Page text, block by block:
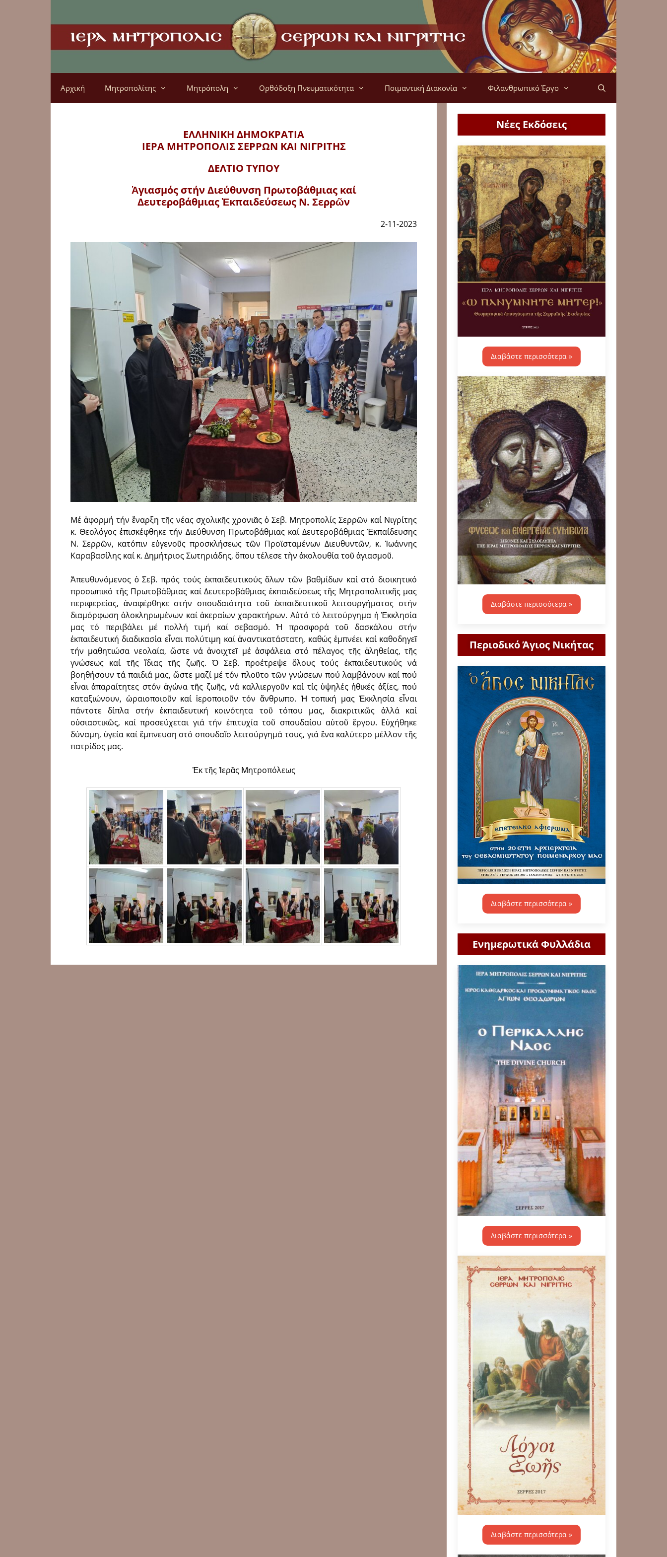
Αρχική Μητροπολίτης Μητρόπολη Ορθόδοξη Πνευματικότητα Ποιμαντική Διακονία Φιλανθρωπικό Έργο
ΕΛΛΗΝΙΚΗ ΔΗΜΟΚΡΑΤΙΑ
ΙΕΡΑ ΜΗΤΡΟΠΟΛΙΣΣΕΡΡΩΝ ΚΑΙ ΝΙΓΡΙΤΗΣ
ΔΕΛΤΙΟ ΤΥΠΟΥ
Ἁγιασμός στήν Διεύθυνση Πρωτοβάθμιας καί
Δευτεροβάθμιας Ἐκπαιδεύσεως Ν. Σερρῶν
2-11-2023
Μέ ἀφορμή τήν ἔναρξη τῆς νέας σχολικῆς χρονιᾶς ὁ Σεβ. Μητροπολίς Σερρῶν καί Νιγρίτης
κ. Θεολόγος ἐπισκέφθηκε τήν Διεύθυνση Πρωτοβάθμιας καί Δευτεροβάθμιας Ἐκπαίδευσης
Ν. Σερρῶν, κατόπιν εὐγενοῦς προσκλήσεως τῶν Προϊσταμένων Διευθυντῶν, κ. Ἰωάννης
Καραβασίλης καί κ. Δημήτριος Σωτηριάδης, ὅπου τέλεσε τὴν ἀ­κο­λου­θί­α τοῦ ἁγιασμοῦ.
Ἀπευθυνόμενος ὁ Σεβ. πρός τούς ἐκπαιδευ­τικούς ὅλων τῶν βαθμίδων καί στό διοικητικό
προσωπικό τῆς Πρωτοβάθμιας καί Δευτεροβάθμιας ἐκπαιδεύσεως τῆς Μητροπολιτικῆς μας
περιφερείας, ἀναφέρθηκε στήν σπουδαιότητα τοῦ ἐκπαιδευτικοῦ λειτουργήματος στήν
διαμόρφωση ὁλοκληρωμένων καί ἀκεραίων χαρακτήρων. Αὐτό τό λειτούργημα ἡ Ἐκκλησία
μας τό περιβάλει μέ πολλή τιμή καί σεβασμό. Ἡ προσφορά τοῦ δασκάλου στήν
ἐκπαιδευτική διαδικασία εἶναι πολύτιμη καί ἀναντικατάστατη, καθώς ἐμπνέει καί καθοδηγεῖ
τήν μαθητιώσα νεολαία, ὥστε νά ἀνοιχτεῖ μέ ἀσφάλεια στό πέλαγος τῆς ἀληθείας, τῆς
γνώσεως καί τῆς ἴδιας τῆς ζωῆς. Ὁ Σεβ. προέτρεψε ὅλους τούς ἐκπαιδευτικούς νά
βοηθήσουν τά παιδιά μας, ὥστε μαζί μέ τόν πλοῦτο τῶν γνώσεων πού λαμβάνουν καί πού
εἶναι ἀπαραίτητες στόν ἀγώνα τῆς ζωῆς, νά καλλιεργοῦν καί τίς ὑψηλές ἠθικές ἀξίες, πού
καταξιώνουν, ὡραιοποιοῦν καί ἱεροποιοῦν τόν ἄνθρωπο. Ἡ τοπική μας Ἐκκλησία εἶναι
πάντοτε δίπλα στήν ἐκπαιδευτική κοινότητα τοῦ τόπου μας, διακριτικῶς ἀλλά καί
οὐσιαστικῶς, καί προσεύ­χεται γιά τήν ἐπιτυχία τοῦ σπουδαίου αὐτοῦ ἔργου. Εὐχήθηκε
δύναμη, ὑγεία καί ἔμπνευση στό σπουδαῖο λειτούργημά τους, γιά ἕνα καλύτερο μέλλον τῆς
πατρίδος μας.
Ἐκ τῆς Ἱερᾶς Μητροπόλεως
Νέες Εκδόσεις
Διαβάστε περισσότερα »
Διαβάστε περισσότερα »
Περιοδικό Άγιος Νικήτας
Διαβάστε περισσότερα »
Ενημερωτικά Φυλλάδια
Διαβάστε περισσότερα »
Διαβάστε περισσότερα »